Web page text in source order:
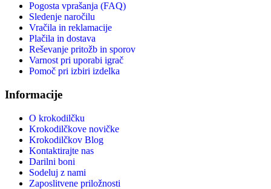
Pogosta vprašanja (FAQ)
Sledenje naročilu
Vračila in reklamacije
Plačila in dostava
Reševanje pritožb in sporov
Varnost pri uporabi igrač
Pomoč pri izbiri izdelka
Informacije
O krokodilčku
Krokodilčkove novičke
Krokodilčkov Blog
Kontaktirajte nas
Darilni boni
Sodeluj z nami
Zaposlitvene priložnosti